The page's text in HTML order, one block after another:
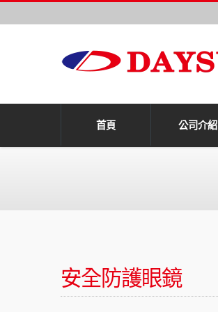
首頁 公司介紹
安全防護眼鏡